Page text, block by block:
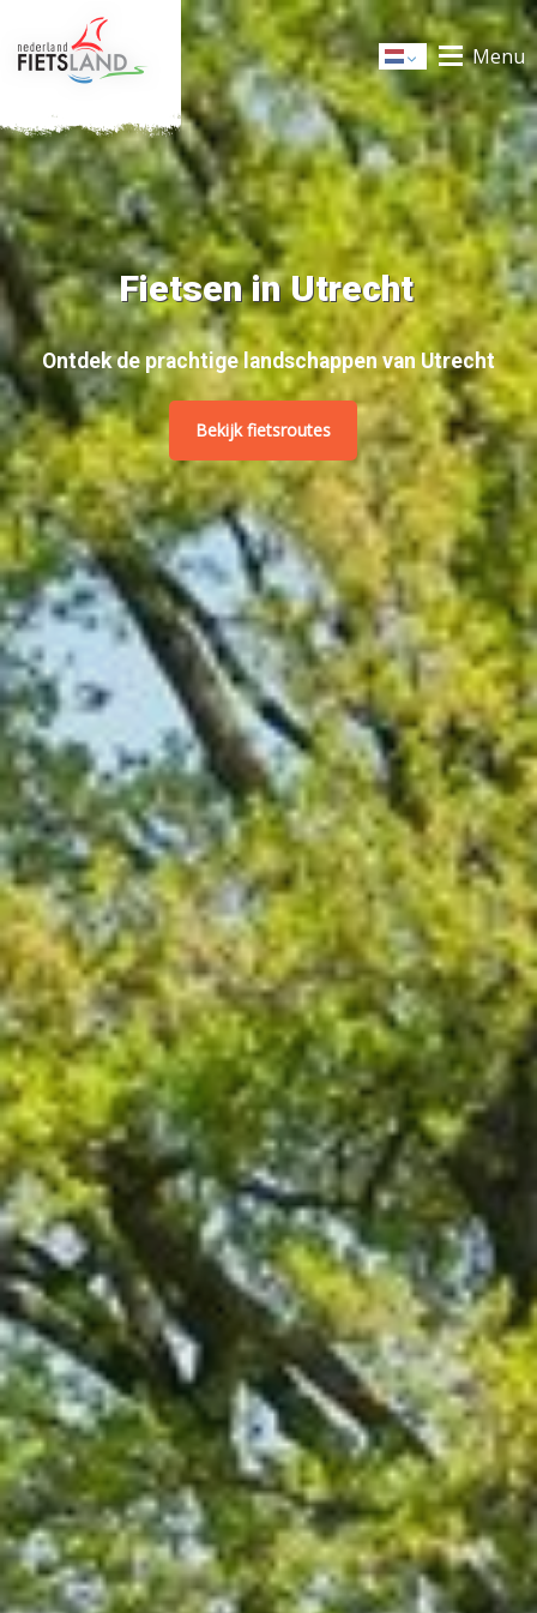
Dutch Menu
Fietsen in Utrecht
Ontdek de prachtige landschappen van Utrecht
Bekijk fietsroutes